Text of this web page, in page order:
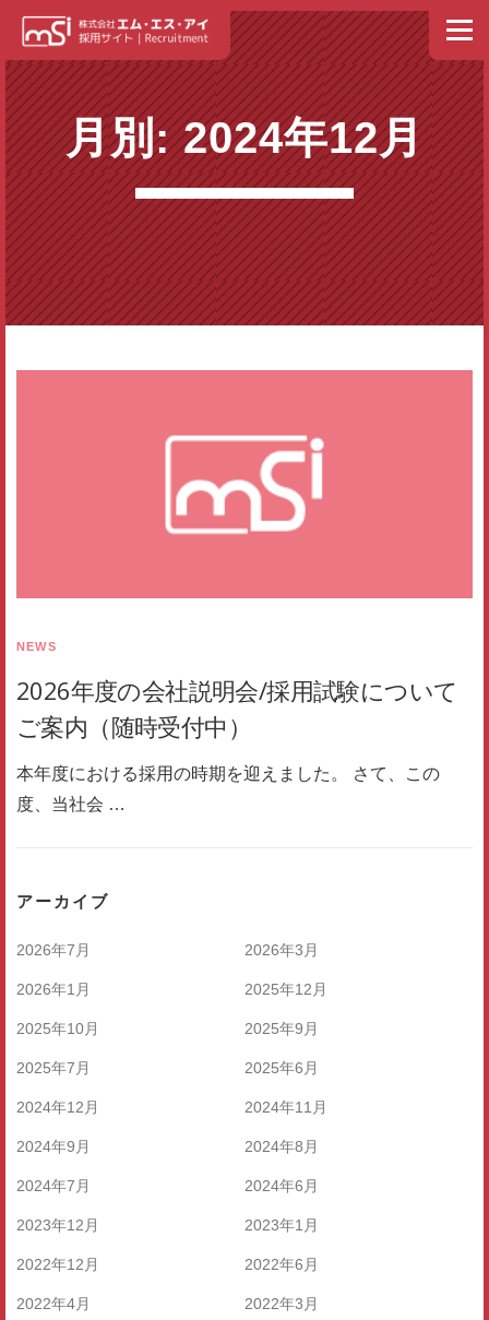
コンテンツへスキップ
メニュ
ホーム NEWS トップメッセージ 私たちの理念
エム・エス・アイ イズム 人材育成・社員教育 社員紹介
募集要項 福利厚生 スケジュール よくある質問
月別: 2024年12月
NEWS
2026年度の会社説明会/採用試験について
ご案内（随時受付中）
本年度における採用の時期を迎えました。 さて、この
度、当社会 …
アーカイブ
2026年7月 2026年3月
2026年1月 2025年12月
2025年10月 2025年9月
2025年7月 2025年6月
2024年12月 2024年11月
2024年9月 2024年8月
2024年7月 2024年6月
2023年12月 2023年1月
2022年12月 2022年6月
2022年4月 2022年3月